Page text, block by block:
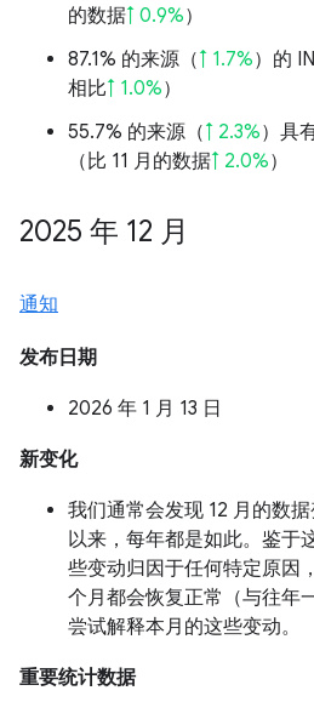
的数据↑ 0.9%）
87.1% 的来源（↑ 1.7%）的
相比↑ 1.0%）
55.7% 的来源（↑ 2.3%）具
（比 11 月的数据↑ 2.0%）
2025 年 12 月
通知
发布日期
2026 年 1 月 13 日
新变化
我们通常会发现 12 月的数
以来，每年都是如此。鉴于
些变动归因于任何特定原因
个月都会恢复正常（与往年
尝试解释本月的这些变动。
重要统计数据